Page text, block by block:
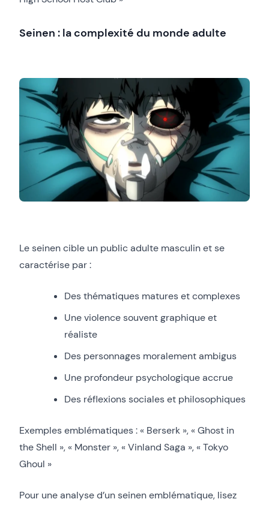
Seinen : la complexité du monde adulte
Le seinen cible un public adulte masculin et se
caractérise par :
Des thématiques matures et complexes
Une violence souvent graphique et
réaliste
Des personnages moralement ambigus
Une profondeur psychologique accrue
Des réflexions sociales et philosophiques
Exemples emblématiques : « Berserk », « Ghost in
the Shell », « Monster », « Vinland Saga », « Tokyo
Ghoul »
Pour une analyse d’un seinen emblématique, lisez